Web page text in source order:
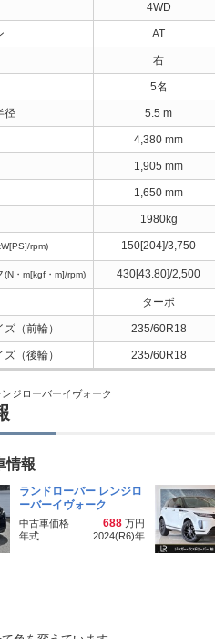
4WD
AT
右
5名
径 5.5 m
4,380 mm
1,905 mm
1,650 mm
1980kg
rpm) 150[204]/3,750
(N・m[kgf・m]/rpm) 430[43.80]/2,500
ターボ
（前輪） 235/60R18
（後輪） 235/60R18
ジローバーイヴォーク
情報
ランドローバー レンジロ
ーバーイヴォーク
中古車価格 688 万円
年式
2024(R6)年